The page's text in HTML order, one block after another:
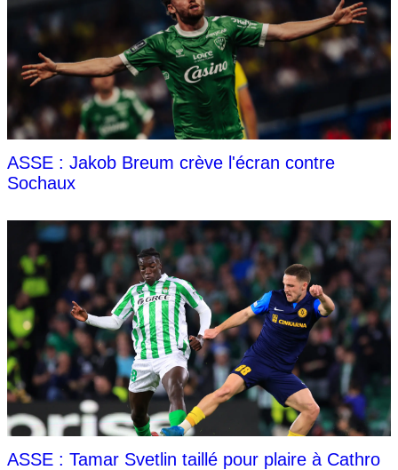
ASSE : Jakob Breum crève l'écran contre
Sochaux
ASSE : Tamar Svetlin taillé pour plaire à Cathro